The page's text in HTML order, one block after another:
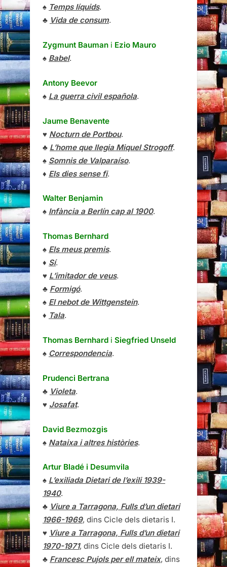
♠ Temps líquids.
♣ Vida de consum.
Zygmunt Bauman i Ezio Mauro
♠ Babel.
Antony Beevor
♠ La guerra civil española.
Jaume Benavente
♥ Nocturn de Portbou.
♣ L’home que llegia Miquel Strogoff.
♠ Somnis de Valparaíso.
♦ Els dies sense fi.
Walter Benjamin
♠ Infància a Berlín cap al 1900.
Thomas Bernhard
♠ Els meus premis.
♦ Sí.
♥ L’imitador de veus.
♣ Formigó.
♠ El nebot de Wittgenstein.
♦ Tala.
Thomas Bernhard i Siegfried Unseld
♠ Correspondencia.
Prudenci Bertrana
♣ Violeta.
♥ Josafat.
David Bezmozgis
♠ Nataixa i altres històries.
Artur Bladé i Desumvila
♠ L’exiliada Dietari de l’exili 1939-
1940.
♣ Viure a Tarragona, Fulls d’un dietari
1966-1969, dins Cicle dels dietaris I.
♥ Viure a Tarragona, Fulls d’un dietari
1970-1971, dins Cicle dels dietaris I.
♣ Francesc Pujols per ell mateix, dins